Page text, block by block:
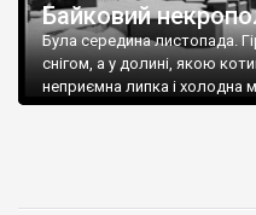
Байковий
Була середина листопада.
снігом, а у долині, якою
неприємна липка і холодна